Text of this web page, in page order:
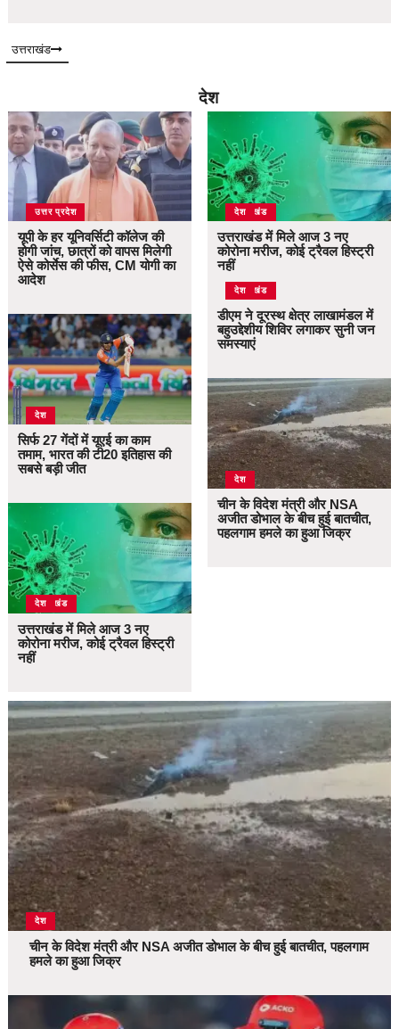
उत्तराखंड
देश
उत्तर प्रदेश
यूपी के हर यूनिवर्सिटी कॉलेज की
होगी जांच, छात्रों को वापस मिलेगी
ऐसे कोर्सेस की फीस, CM योगी का
आदेश
देश
सिर्फ 27 गेंदों में यूएई का काम
तमाम, भारत की टी20 इतिहास की
सबसे बड़ी जीत
उत्तराखंड
देश
उत्तराखंड में मिले आज 3 नए
कोरोना मरीज, कोई ट्रैवल हिस्ट्री
नहीं
उत्तराखंड
देश
उत्तराखंड में मिले आज 3 नए
कोरोना मरीज, कोई ट्रैवल हिस्ट्री
नहीं
उत्तराखंड
देश
डीएम ने दूरस्थ क्षेत्र लाखामंडल में
बहुउद्देशीय शिविर लगाकर सुनी जन
समस्याएं
देश
चीन के विदेश मंत्री और NSA
अजीत डोभाल के बीच हुई बातचीत,
पहलगाम हमले का हुआ जिक्र
देश
चीन के विदेश मंत्री और NSA अजीत डोभाल के बीच हुई बातचीत, पहलगाम
हमले का हुआ जिक्र